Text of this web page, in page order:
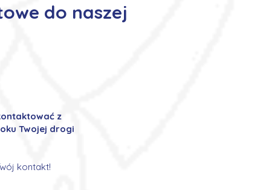
do naszej
z
Twojej drogi
kontakt!